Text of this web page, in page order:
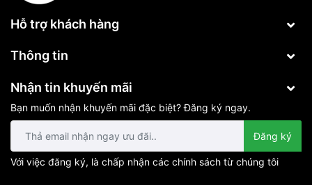
Hỗ trợ khách hàng
Thông tin
Nhận tin khuyến mãi
Bạn muốn nhận khuyến mãi đặc biệt? Đăng ký ngay.
Đăng ký
Với việc đăng ký, là chấp nhận các chính sách từ chúng tôi